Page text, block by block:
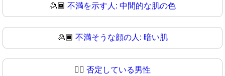
🙎🏾 不満を示す人: 中間的な肌の色
🙎🏿 不満そうな顔の人: 暗い肌
🙎‍♂️ 否定している男性